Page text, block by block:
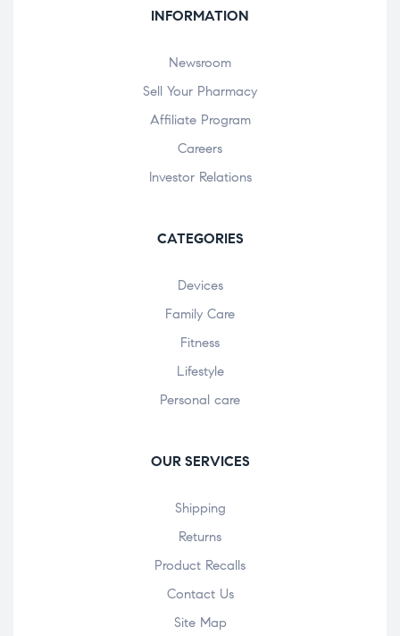
INFORMATION
Newsroom
Sell Your Pharmacy
Affiliate Program
Careers
Investor Relations
CATEGORIES
Devices
Family Care
Fitness
Lifestyle
Personal care
OUR SERVICES
Shipping
Returns
Product Recalls
Contact Us
Site Map